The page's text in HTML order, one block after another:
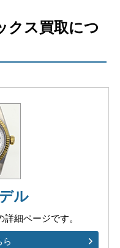
クス買取につ
ル
詳細ページです。
ら